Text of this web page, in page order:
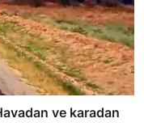
ve karadan